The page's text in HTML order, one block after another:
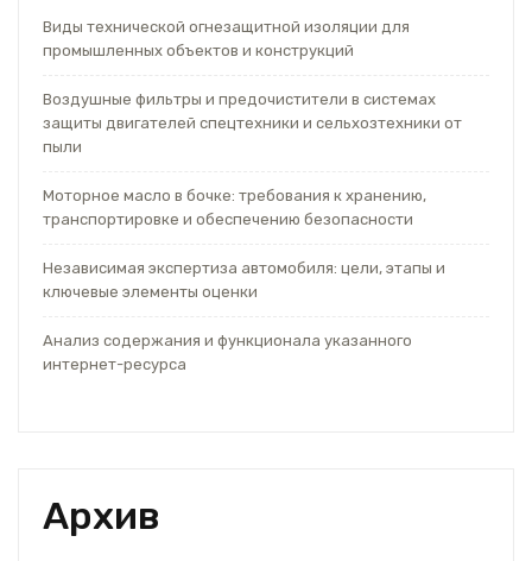
Виды технической огнезащитной изоляции для
промышленных объектов и конструкций
Воздушные фильтры и предочистители в системах
защиты двигателей спецтехники и сельхозтехники от
пыли
Моторное масло в бочке: требования к хранению,
транспортировке и обеспечению безопасности
Независимая экспертиза автомобиля: цели, этапы и
ключевые элементы оценки
Анализ содержания и функционала указанного
интернет-ресурса
Архив